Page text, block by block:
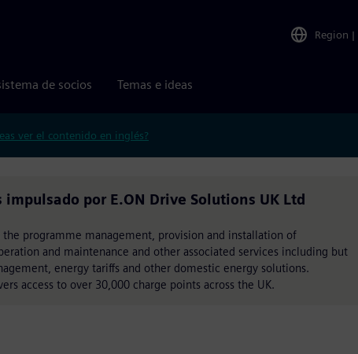
Region |
de socios Temas e ideas
ver el contenido en inglés?
por E.ON Drive Solutions UK Ltd
programme management, provision and installation of
and maintenance and other associated services including but
energy tariffs and other domestic energy solutions.
access to over 30,000 charge points across the UK.